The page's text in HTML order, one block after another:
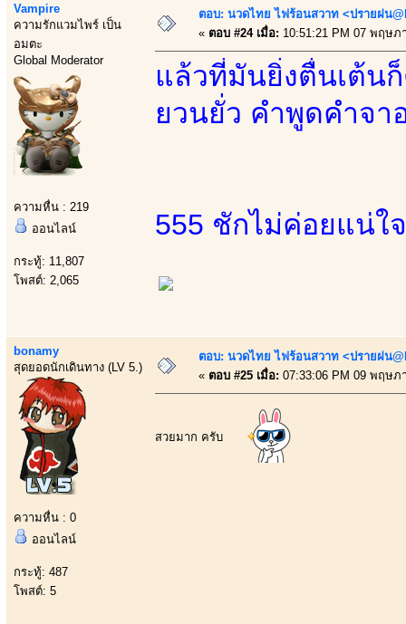
Vampire
ความรักแวมไพร์ เป็น
อมตะ
Global Moderator
ความหื่น : 219
ออนไลน์
กระทู้: 11,807
โพสต์: 2,065
ตอบ: นวดไทย ไฟร้อนสวาท <ปรายฝน
« ตอบ #24 เมื่อ: 10:51:21 PM 07 พฤษภ
แล้วที่มันยิ่งตื่นเต้น
ยวนยั่ว คำพูดคำจ
555 ชักไม่ค่อยแน่ใ
bonamy
สุดยอดนักเดินทาง (LV 5.)
ความหื่น : 0
ออนไลน์
กระทู้: 487
โพสต์: 5
ตอบ: นวดไทย ไฟร้อนสวาท <ปรายฝน
« ตอบ #25 เมื่อ: 07:33:06 PM 09 พฤษภ
สวยมาก ครับ